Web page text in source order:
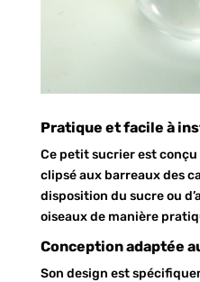
Pratique et facile à
Ce petit sucrier est
clipsé aux barreaux des
disposition du sucre ou
oiseaux de manière
Conception adaptée
Son design est